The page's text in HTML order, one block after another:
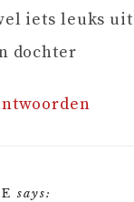
iets leuks
dochter
says: